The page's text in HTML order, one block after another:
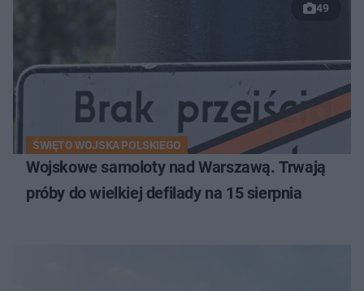
49
ŚWIĘTO WOJSKA POLSKIEGO
Wojskowe samoloty nad Warszawą. Trwają
próby do wielkiej defilady na 15 sierpnia